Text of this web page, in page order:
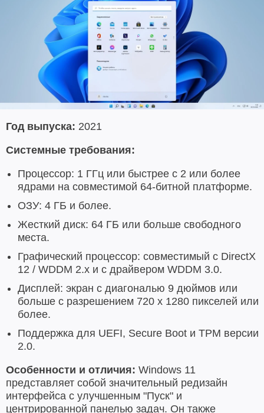
Год выпуска: 2021
Системные требования:
Процессор: 1 ГГц или быстрее с 2 или более
ядрами на совместимой 64-битной платформе.
ОЗУ: 4 ГБ и более.
Жесткий диск: 64 ГБ или больше свободного
места.
Графический процессор: совместимый с DirectX
12 / WDDM 2.x и с драйвером WDDM 3.0.
Дисплей: экран с диагональю 9 дюймов или
больше с разрешением 720 х 1280 пикселей или
более.
Поддержка для UEFI, Secure Boot и TPM версии
2.0.
Особенности и отличия: Windows 11
представляет собой значительный редизайн
интерфейса с улучшенным "Пуск" и
центрированной панелью задач. Он также